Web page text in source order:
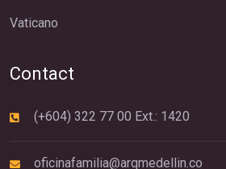
Vaticano
Contact
(+604) 322 77 00 Ext.: 1420
oficinafamilia@arqmedellin.co